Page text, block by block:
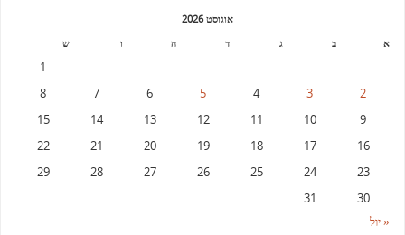
אוגוסט 2026
א
ב ג ד ה ו ש
1
2
3
4
5
6
7
8
9
10
11
12
13
14
15
16
17
18
19
20
21
22
23
24
25
26
27
28
29
30
31
« יול